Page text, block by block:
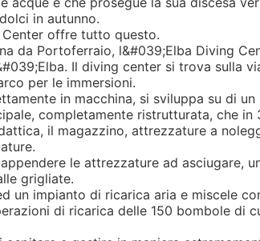
in autunno.
offre tutto questo.
da Portoferraio, l&#039;Elba Diving
Il diving center si trova sulla
per le immersioni.
in macchina, si sviluppa su di un
completamente ristrutturata, che in
il magazzino, attrezzature a
le attrezzature ad asciugare,
grigliate.
un impianto di ricarica aria e miscele
di ricarica delle 150 bombole di